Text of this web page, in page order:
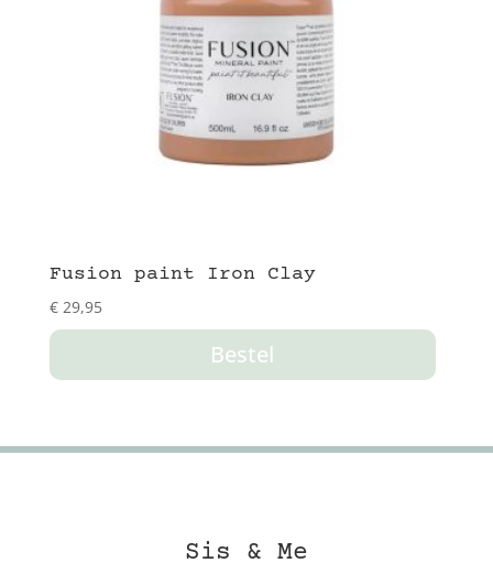
Fusion paint Iron Clay
€29,95
Bestel
Sis & Me